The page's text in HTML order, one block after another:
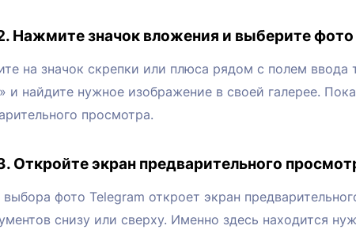
Нажмите значок вложения и выберите фото
на значок скрепки или плюса рядом с полем
и найдите нужное изображение в своей галерее.
просмотра.
Откройте экран предварительного
фото Telegram откроет экран
снизу или сверху. Именно здесь находится